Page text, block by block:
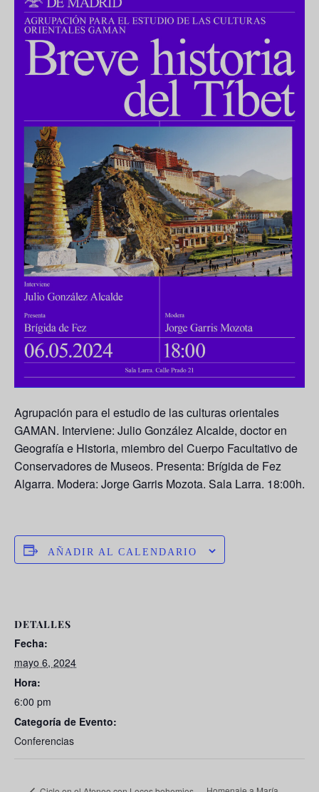
Agrupación para el estudio de las culturas orientales
GAMAN. Interviene: Julio González Alcalde, doctor en
Geografía e Historia, miembro del Cuerpo Facultativo de
Conservadores de Museos. Presenta: Brígida de Fez
Algarra. Modera: Jorge Garris Mozota. Sala Larra. 18:00h.
AÑADIR AL CALENDARIO
DETALLES
Fecha:
mayo 6, 2024
Hora:
6:00 pm
Categoría de Evento:
Conferencias